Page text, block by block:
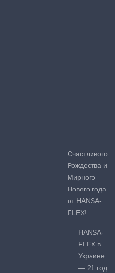
Счастливого
Рождества и
Мирного
Нового года
от HANSA-
FLEX!
HANSA-
FLEX в
Украине
— 21 год